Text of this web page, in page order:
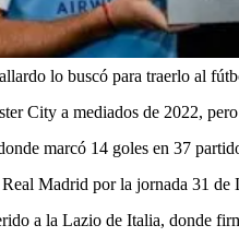
lo buscó para traerlo al
City a mediados de 2022,
marcó 14 goles en 37
Madrid por la jornada 31
a la Lazio de Italia, donde